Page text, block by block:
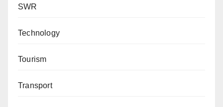
SWR
Technology
Tourism
Transport